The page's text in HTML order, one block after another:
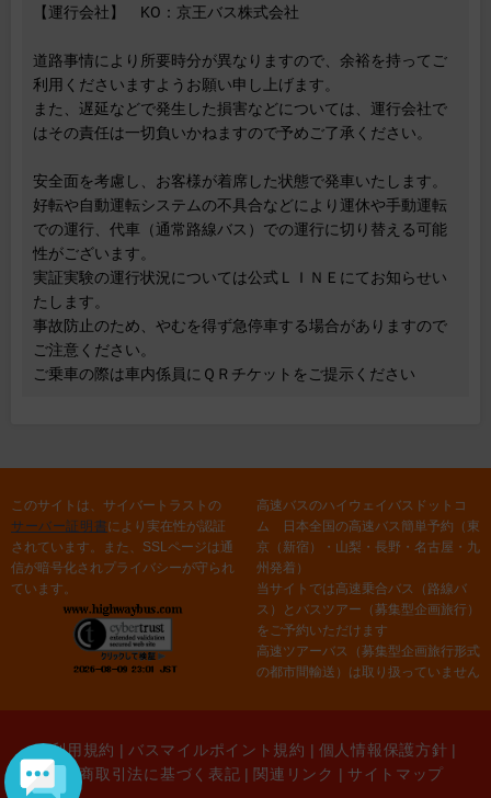
【運行会社】 KO：京王バス株式会社
道路事情により所要時分が異なりますので、余裕を持ってご
利用くださいますようお願い申し上げます。
また、遅延などで発生した損害などについては、運行会社で
はその責任は一切負いかねますので予めご了承ください。
安全面を考慮し、お客様が着席した状態で発車いたします。
好転や自動運転システムの不具合などにより運休や手動運転
での運行、代車（通常路線バス）での運行に切り替える可能
性がございます。
実証実験の運行状況については公式ＬＩＮＥにてお知らせい
たします。
事故防止のため、やむを得ず急停車する場合がありますので
ご注意ください。
ご乗車の際は車内係員にＱＲチケットをご提示ください
このサイトは、サイバートラストの
サーバー証明書により実在性が認証
されています。また、SSLページは通
信が暗号化されプライバシーが守られ
ています。
高速バスのハイウェイバスドットコ
ム 日本全国の高速バス簡単予約（東
京（新宿）・山梨・長野・名古屋・九
州発着）
当サイトでは高速乗合バス（路線バ
ス）とバスツアー（募集型企画旅行）
をご予約いただけます
高速ツアーバス（募集型企画旅行形式
の都市間輸送）は取り扱っていません
ご利用規約 | バスマイルポイント規約 | 個人情報保護方針 |
特定商取引法に基づく表記 | 関連リンク | サイトマップ